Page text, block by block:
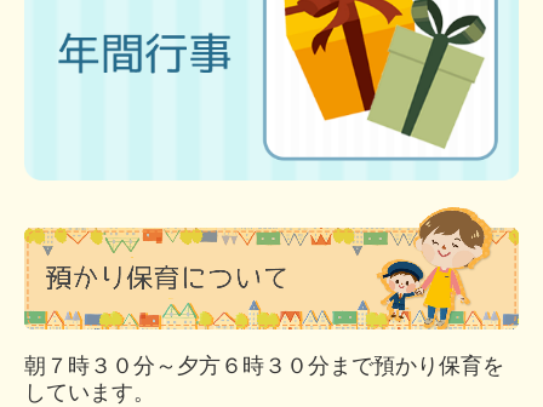
朝７時３０分～夕方６時３０分まで預かり保育を
しています。